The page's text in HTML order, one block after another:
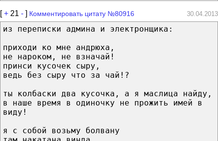
[+ 21 - ] Комментировать цитату №80916 30.04.2013
из переписки админа и электронщика:
приходи ко мне андрюха,
не нароком, не взначай!
принси кусочек сыру,
ведь без сыру что за чай!?
ты колбаски два кусочка, а я маслица найду,
в наше время в одиночку не прожить имей в
виду!
я с собой возьму болвану